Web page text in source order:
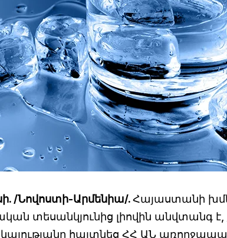
/Նովոստի-Արմենիա/.Հայաստանի
տեսանկյունից լիովին անվտանգ է,
հայտնեց ՀՀ ԱՆ